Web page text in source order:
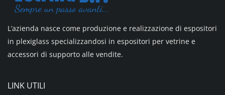
L’azienda nasce come produzione e realizzazione di espositori
in plexiglass specializzandosi in espositori per vetrine e
accessori di supporto alle vendite.
LINK UTILI